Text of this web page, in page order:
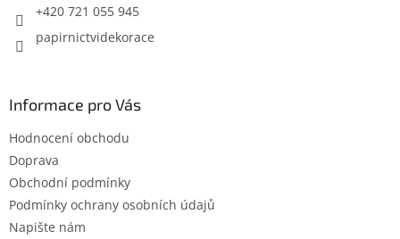
+420 721 055 945
papirnictvidekorace
Informace pro Vás
Hodnocení obchodu
Doprava
Obchodní podmínky
Podmínky ochrany osobních údajů
Napište nám